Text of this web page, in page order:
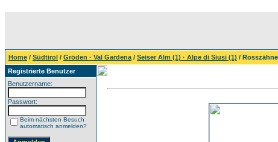
Home / Südtirol / Gröden · Val Gardena / Seiser Alm (1) · Alpe di Siusi (1) / Rosszähne
Registrierte Benutzer
Benutzername:
Passwort:
Beim nächsten Besuch
automatisch anmelden?